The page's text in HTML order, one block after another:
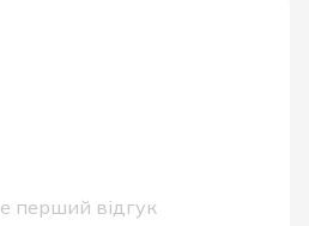
перший відгук